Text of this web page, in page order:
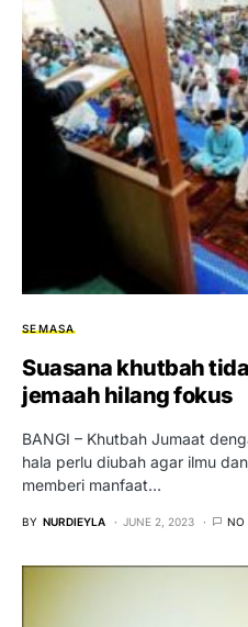
SEMASA
Suasana khutbah
jemaah hilang fokus
BANGI – Khutbah Jumaat
hala perlu diubah agar ilmu
memberi manfaat…
BY NURDIEYLA JUNE 2, 2023 NO